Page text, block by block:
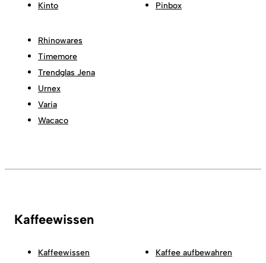
Kinto
Pinbox
Rhinowares
Timemore
Trendglas Jena
Urnex
Varia
Wacaco
Kaffeewissen
Kaffeewissen
Kaffee aufbewahren